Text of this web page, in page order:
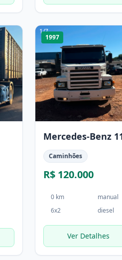
1/7
1997
Mercedes-Benz
Caminhões
R$ 120.000
0 km
manual
6x2
diesel
Ver Detalhes